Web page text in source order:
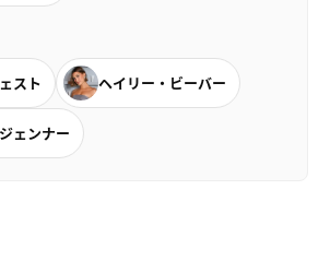
スト ヘイリー・ビーバー
ェンナー